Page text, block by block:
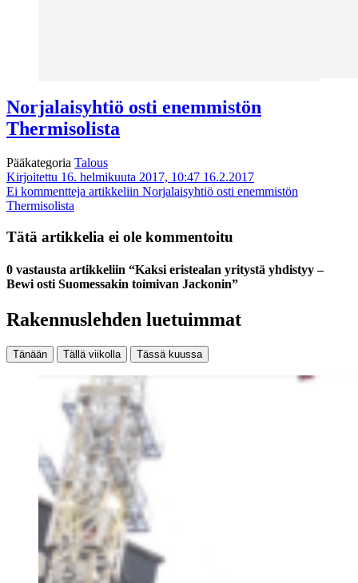
Norjalaisyhtiö osti enemmistön
Thermisolista
Pääkategoria Talous
Kirjoitettu 16. helmikuuta 2017, 10:47 16.2.2017
Ei kommentteja artikkeliin Norjalaisyhtiö osti enemmistön
Thermisolista
Tätä artikkelia ei ole kommentoitu
0 vastausta artikkeliin “Kaksi eristealan yritystä yhdistyy –
Bewi osti Suomessakin toimivan Jackonin”
Rakennuslehden luetuimmat
Tänään Tällä viikolla Tässä kuussa